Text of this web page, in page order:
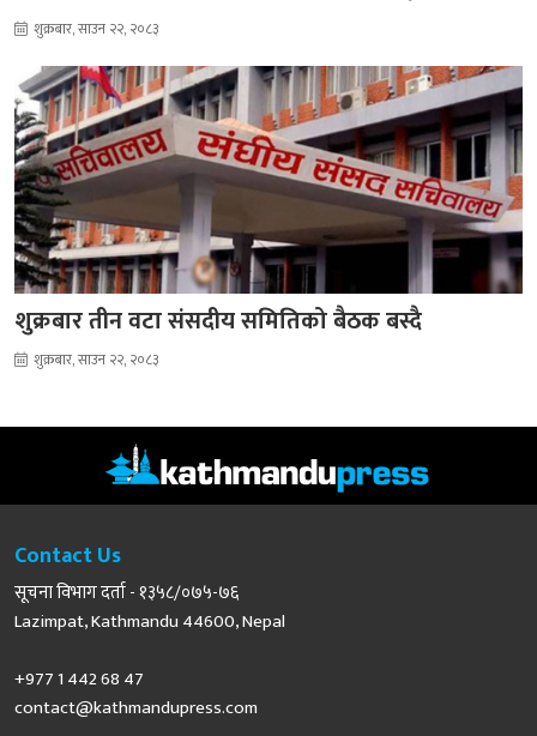
शुक्रबार, साउन २२, २०८३
शुक्रबार तीन वटा संसदीय समितिको बैठक बस्दै
शुक्रबार, साउन २२, २०८३
Contact Us
सूचना विभाग दर्ता - १३५८/०७५-७६
Lazimpat, Kathmandu 44600, Nepal
+977 1 442 68 47
contact@kathmandupress.com